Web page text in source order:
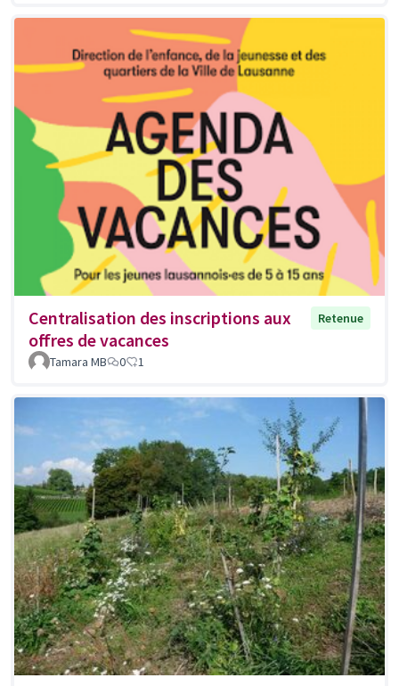
Centralisation des inscriptions aux
offres de vacances
Retenue
Tamara MB 0 1